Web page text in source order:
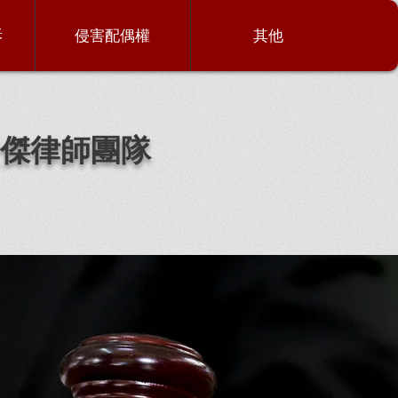
侵害配偶權 其他
律師團隊